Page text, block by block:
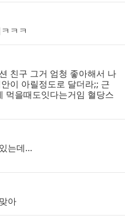
ㅋㅋ
친구 그거 엄청 좋아해서 나
이 아릴정도로 달더라;; 근
먹을때도잇다는거임 혈당스
는데...
아